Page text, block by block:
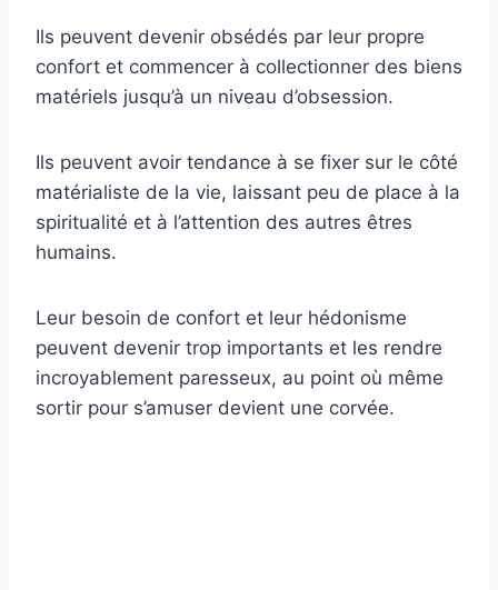
Ils peuvent devenir obsédés par leur propre
confort et commencer à collectionner des biens
matériels jusqu’à un niveau d’obsession.
Ils peuvent avoir tendance à se fixer sur le côté
matérialiste de la vie, laissant peu de place à la
spiritualité et à l’attention des autres êtres
humains.
Leur besoin de confort et leur hédonisme
peuvent devenir trop importants et les rendre
incroyablement paresseux, au point où même
sortir pour s’amuser devient une corvée.